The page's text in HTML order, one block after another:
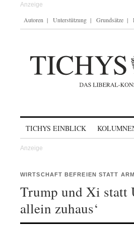
Autoren Unterstützung Grundsätze
TICHYS EINBLICK
WIRTSCHAFT BEFREIEN STATT
Trump und Xi statt
allein zuhaus‘